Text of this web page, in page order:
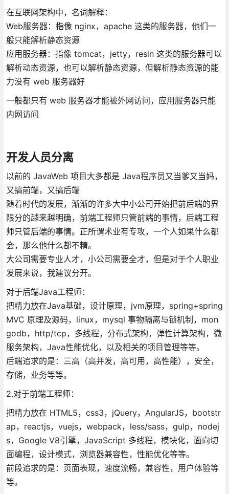
在互联网架构中，名词解释：
Web服务器：指像 nginx，apache 这类的服务器，他们一
般只能解析静态资源
应用服务器：指像 tomcat，jetty，resin 这类的服务器可以
解析动态资源，也可以解析静态资源，但解析静态资源的能
力没有 web 服务器好
一般都只有 web 服务器才能被外网访问，应用服务器只能
内网访问
开发人员分离
以前的 JavaWeb 项目大多都是 Java程序员又当爹又当妈，
又搞前端，又搞后端
随着时代的发展，渐渐的许多大中小公司开始把前后端的界
限分的越来越明确，前端工程师只管前端的事情，后端工程
师只管后端的事情。正所谓术业有专攻，一个人如果什么都
会，那么他什么都不精。
大公司需要专业人才，小公司需要全才，但是对于个人职业
发展来说，我建议分开。
对于后端Java工程师：
把精力放在Java基础，设计原理，jvm原理，spring+spring
MVC 原理及源码，linux，mysql 事物隔离与锁机制，mon
godb，http/tcp，多线程，分布式架构，弹性计算架构，微
服务架构，Java性能优化，以及相关的项目管理等等。
后端追求的是：三高（高并发，高可用，高性能），安全，
存储，业务等等。
2.对于前端工程师：
把精力放在 HTML5，css3，jQuery，AngularJS，bootstr
ap，reactjs，vuejs，webpack，less/sass，gulp，nodej
s，Google V8引擎，JavaScript 多线程，模块化，面向切
面编程，设计模式，浏览器兼容性，性能优化等等。
前段追求的是：页面表现，速度流畅，兼容性，用户体验等
等。